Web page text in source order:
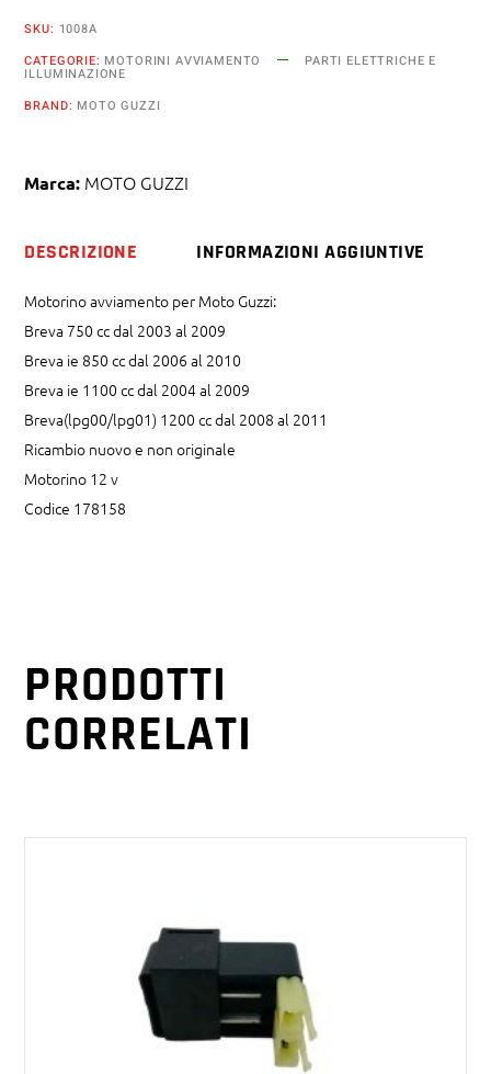
850
1100
quantity
SKU: 1008A
CATEGORIE: MOTORINI AVVIAMENTO PARTI ELETTRICHE E
ILLUMINAZIONE
BRAND: MOTO GUZZI
Marca: MOTO GUZZI
DESCRIZIONE INFORMAZIONI AGGIUNTIVE
Motorino avviamento per Moto Guzzi:
Breva 750 cc dal 2003 al 2009
Breva ie 850 cc dal 2006 al 2010
Breva ie 1100 cc dal 2004 al 2009
Breva(lpg00/lpg01) 1200 cc dal 2008 al 2011
Ricambio nuovo e non originale
Motorino 12 v
Codice 178158
PRODOTTI
CORRELATI
AGGIUNGI AL CARRELLO